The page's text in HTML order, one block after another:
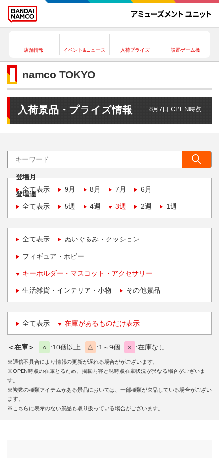
店舗情報 イベント&ニュース 入荷プライズ 設置ゲーム機
namco TOKYO
入荷景品・プライズ情報 8月7日 OPEN時点
登場月
全て表示
9月 8月 7月 6月
登場週
全て表示
5週 4週 3週 2週 1週
全て表示 ぬいぐるみ・クッション
フィギュア・ホビー
キーホルダー・マスコット・アクセサリー
生活雑貨・インテリア・小物 その他景品
全て表示 在庫があるものだけ表示
＜在庫＞ ○ 10個以上 △ 1～9個 × 在庫なし
※通信不具合により情報の更新が遅れる場合ががございます。
※OPEN時点の在庫とるため、掲載内容と現時点在庫状況が異なる場合がございま
す。
※複数の種類アイテムがある景品においては、一部種類が欠品している場合がござい
ます。
※こちらに表示のない景品も取り扱っている場合がございます。